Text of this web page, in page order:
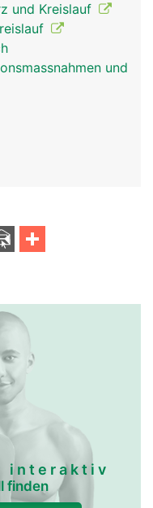
und Kreislauf
und
interaktiv
finden